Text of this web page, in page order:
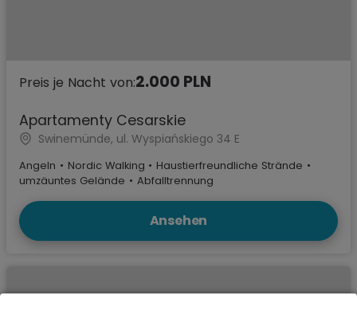
Preis je Nacht von:2.000 PLN
Apartamenty Cesarskie
Swinemünde, ul. Wyspiańskiego 34 E
Angeln • Nordic Walking • Haustierfreundliche Strände •
umzäuntes Gelände • Abfalltrennung
Ansehen